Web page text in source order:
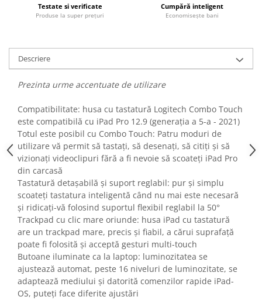
Fiare de calcat si masini de cusut
Fashion
Bijuterii
Ceasuri barbatesti
Cutii, curele si accesorii ceasuri
Genti si accesorii barbati
Genti si accesorii femei
Imbracaminte barbati
Imbracaminte femei
Imbracaminte si Incaltaminte copii
Incaltaminte barbati
Incaltaminte femei
Ochelari de soare
Ochelari de vedere
Gaming, Carti & Birotica
Birotica & Papetarie
Testate si verificate
Produse la super prețuri
Cumpără inteligent
Economisește bani
Descriere
Prezinta urme accentuate de utilizare
Compatibilitate: husa cu tastatură Logitech Combo Touch
este compatibilă cu iPad Pro 12.9 (generația a 5-a - 2021)
Totul este posibil cu Combo Touch: Patru moduri de
utilizare vă permit să tastați, să desenați, să citiți și să
vizionați videoclipuri fără a fi nevoie să scoateți iPad Pro
din carcasă
Tastatură detașabilă și suport reglabil: pur și simplu
scoateți tastatura inteligentă când nu mai este necesară
și ridicați-vă folosind suportul flexibil reglabil la 50°
Trackpad cu clic mare oriunde: husa iPad cu tastatură
are un trackpad mare, precis și fiabil, a cărui suprafață
poate fi folosită și acceptă gesturi multi-touch
Butoane iluminate ca la laptop: luminozitatea se
ajustează automat, peste 16 niveluri de luminozitate, se
adaptează mediului și datorită comenzilor rapide iPad-
OS, puteți face diferite ajustări